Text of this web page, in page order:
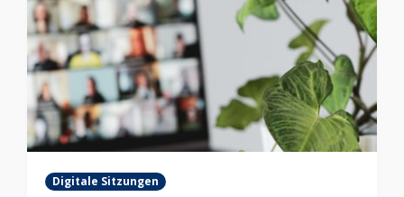
Digitale Sitzungen